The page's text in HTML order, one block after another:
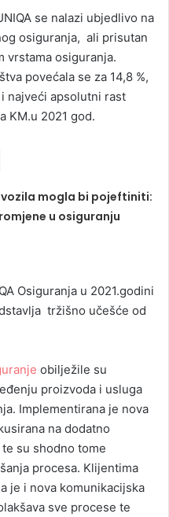
se nalazi ubjedlivo na
osiguranja, ali prisutan
vrstama osiguranja.
povećala se za 14,8 %,
najveći apsolutni rast
KM.u 2021 god.
mogla bi pojeftiniti:
u osiguranju
Osiguranja u 2021.godini
tržišno učešće od
obilježile su
proizvoda i usluga
Implementirana je nova
na dodatno
su shodno tome
procesa. Klijentima
je i nova komunikacijska
sve procese te